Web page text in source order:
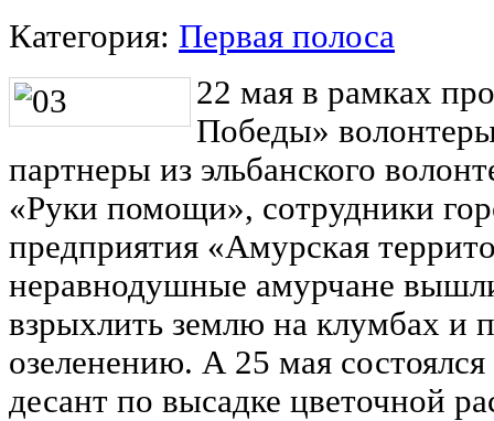
Категория: Первая полоса
22 мая в рамках
Победы»
партнеры из эльбанского
«Руки помощи», сотрудники
предприятия «Амурская
неравнодушные амурчане
взрыхлить землю на клумбах и
озеленению. А 25 мая
десант по высадке цветочной